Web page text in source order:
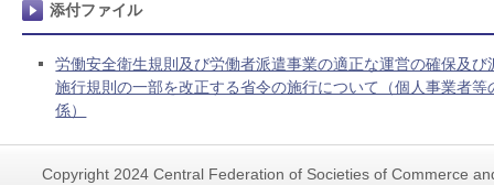
添付ファイル
労働安全衛生規則及び労働者派遣事業の適正な運営の確保及
施行規則の一部を改正する省令の施行について（個人事業者
係）
Copyright 2024 Central Federation of Societies of Commerce